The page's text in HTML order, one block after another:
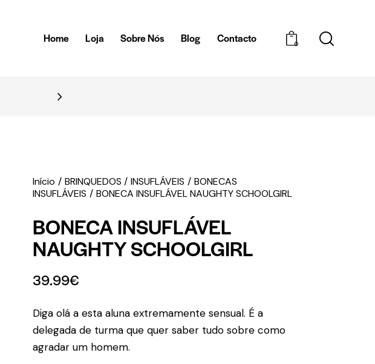
Home Loja Sobre Nós Blog Contacto 0
EMBALAGEM DISCRETA
Início BRINQUEDOS INSUFLÁVEIS
BONECAS
INSUFLÁVEIS
BONECA INSUFLÁVEL NAUGHTY SCHOOLGIRL
BONECA INSUFLÁVEL
NAUGHTY SCHOOLGIRL
39.99€
Diga olá a esta aluna extremamente sensual. É a
delegada de turma que quer saber tudo sobre como
agradar um homem.